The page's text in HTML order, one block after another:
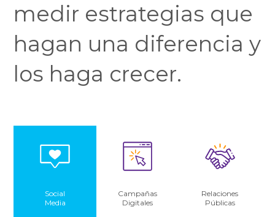
medir estrategias que
hagan una diferencia y
los haga crecer.
Social
Media
Campañas
Digitales
Relaciones
Públicas